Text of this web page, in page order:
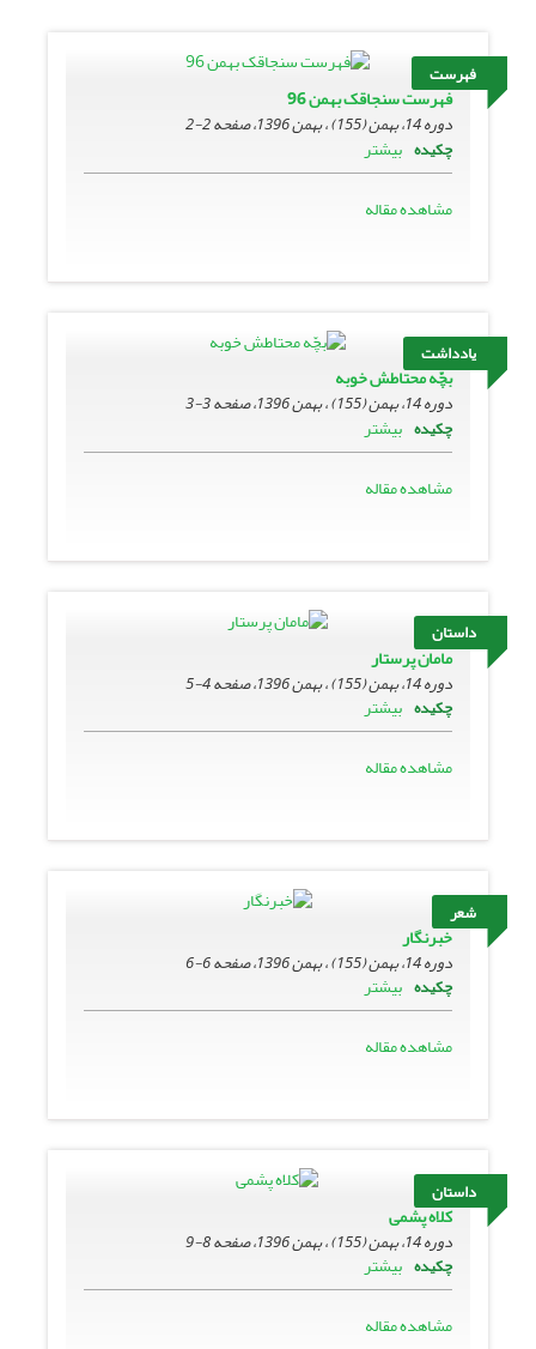
فهرست
فهرست سنجاقک بهمن 96
دوره 14، بهمن (155) ، بهمن 1396، صفحه
2-2
چکیده بیشتر
مشاهده مقاله
یادداشت
بچّه محتاطش خوبه
دوره 14، بهمن (155) ، بهمن 1396، صفحه
3-3
چکیده بیشتر
مشاهده مقاله
داستان
مامان پرستار
دوره 14، بهمن (155) ، بهمن 1396، صفحه
4-5
چکیده بیشتر
مشاهده مقاله
شعر
خبرنگار
دوره 14، بهمن (155) ، بهمن 1396، صفحه
6-6
چکیده بیشتر
مشاهده مقاله
داستان
کلاه پشمی
دوره 14، بهمن (155) ، بهمن 1396، صفحه
8-9
چکیده بیشتر
مشاهده مقاله